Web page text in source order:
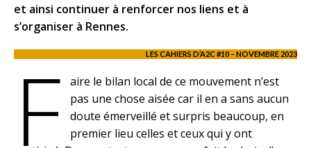
et ainsi continuer à renforcer nos liens et à
s’organiser à Rennes.
LES CAHIERS D’A2C #10 – NOVEMBRE 2023
F
aire le bilan local de ce mouvement n’est
pas une chose aisée car il en a sans aucun
doute émerveillé et surpris beaucoup, en
premier lieu celles et ceux qui y ont